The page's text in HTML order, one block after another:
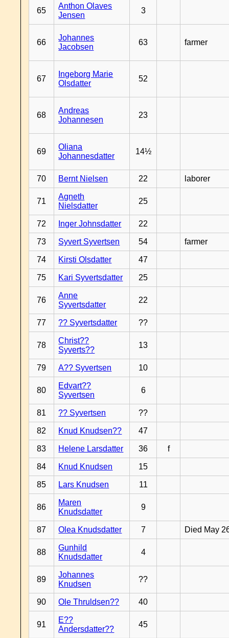
65
Anthon Olaves
Jensen
3
66
Johannes
Jacobsen
63 farmer
67
Ingeborg Marie
Olsdatter
52
68
Andreas
Johannesen
23
69
Oliana
Johannesdatter
14½
70 Bernt Nielsen 22 laborer
71
Agneth
Nielsdatter
25
72 Inger Johnsdatter 22
73 Syvert Syvertsen 54 farmer
74 Kirsti Olsdatter 47
75 Kari Syvertsdatter 25
76
Anne
Syvertsdatter
22
77 ?? Syvertsdatter ??
78
Christ??
Syverts??
13
79 A?? Syvertsen 10
80
Edvart??
Syvertsen
6
81 ?? Syvertsen ??
82 Knud Knudsen?? 47
83 Helene Larsdatter 36 f
84 Knud Knudsen 15
85 Lars Knudsen 11
86
Maren
Knudsdatter
9
87 Olea Knudsdatter 7 Died May
88
Gunhild
Knudsdatter
4
89
Johannes
Knudsen
??
90 Ole Thruldsen?? 40
91
E??
Andersdatter??
45